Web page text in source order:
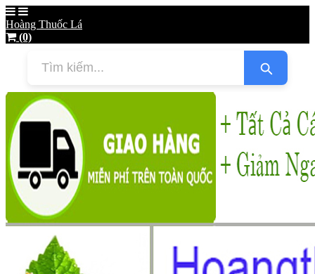
Hoàng Thuốc Lá
(0)